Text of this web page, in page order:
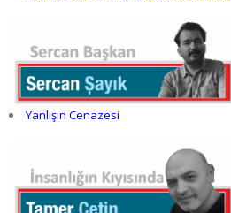
Yanlışın Cenazesi